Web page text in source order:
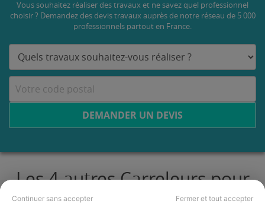
Continuer sans accepter Fermer et tout accepter
Vous souhaitez réaliser des travaux et ne savez quel professionnel
choisir ? Demandez des devis travaux auprès de notre réseau de 5 000
professionnels partout en France.
DEMANDER UN DEVIS
Les 4 autres Carreleurs pour
vos travaux à Escaudain